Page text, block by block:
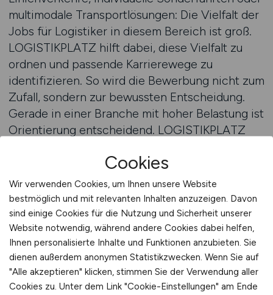
multimodale Transportlösungen: Die Vielfalt der
Jobs für Logistiker in diesem Bereich ist groß.
LOGISTIKPLATZ hilft dabei, diese Vielfalt zu
ordnen und passende Karrierewege zu
identifizieren. So wird die Bewerbung nicht zum
Zufall, sondern zur bewussten Entscheidung.
Gerade in einer Branche mit hoher Belastung ist
Orientierung entscheidend. LOGISTIKPLATZ
Angebote, passgenaue Vorschläge und ein
System, das auf Jobsuchende zugeschnitten ist.
Transport und Verkehr benötigen Menschen mit
Weitblick, Belastbarkeit und Systemverständnis.
LOGISTIKPLATZ bringt diese Menschen mit den
richtigen Stellenangeboten Logistik in Kontakt.
Zu den Stellenangeboten
Mobilität wird sich verändern – aber sie wird
Cookies
Wir verwenden Cookies, um Ihnen unsere Website
bestmöglich und mit relevanten Inhalten anzuzeigen. Davon
sind einige Cookies für die Nutzung und Sicherheit unserer
Website notwendig, während andere Cookies dabei helfen,
Ihnen personalisierte Inhalte und Funktionen anzubieten. Sie
dienen außerdem anonymen Statistikzwecken. Wenn Sie auf
"Alle akzeptieren" klicken, stimmen Sie der Verwendung aller
Cookies zu. Unter dem Link "Cookie-Einstellungen" am Ende